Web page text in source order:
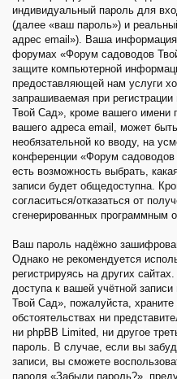
индивидуальный пароль для
(далее «ваш пароль») и
адрес email»). Ваша
форумах «Форум садоводов
защите компьютерной
предоставляющей нам услуги
запрашиваемая при
Твой Сад», кроме вашего имени
вашего адреса email, может
необязательной ко вводу, на
конференции «Форум
есть возможность выбрать,
записи будет общедоступна.
согласиться/отказаться от
сгенерированных программным
Ваш пароль надёжно
Однако не рекомендуется
регистрируясь на других
доступа к вашей учётной
Твой Сад», пожалуйста, храните
обстоятельствах ни
ни phpBB Limited, ни другое
пароль. В случае, если вы
записи, вы сможете
пароля «Забыли пароль?»,